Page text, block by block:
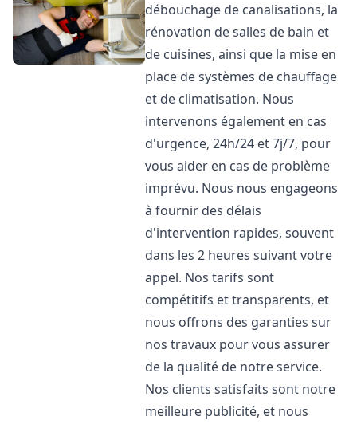
débouchage de canalisations, la
rénovation de salles de bain et
de cuisines, ainsi que la mise en
place de systèmes de chauffage
et de climatisation. Nous
intervenons également en cas
d'urgence, 24h/24 et 7j/7, pour
vous aider en cas de problème
imprévu. Nous nous engageons
à fournir des délais
d'intervention rapides, souvent
dans les 2 heures suivant votre
appel. Nos tarifs sont
compétitifs et transparents, et
nous offrons des garanties sur
nos travaux pour vous assurer
de la qualité de notre service.
Nos clients satisfaits sont notre
meilleure publicité, et nous